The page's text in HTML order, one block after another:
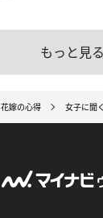
もっと見る
花嫁の心得 女子に聞